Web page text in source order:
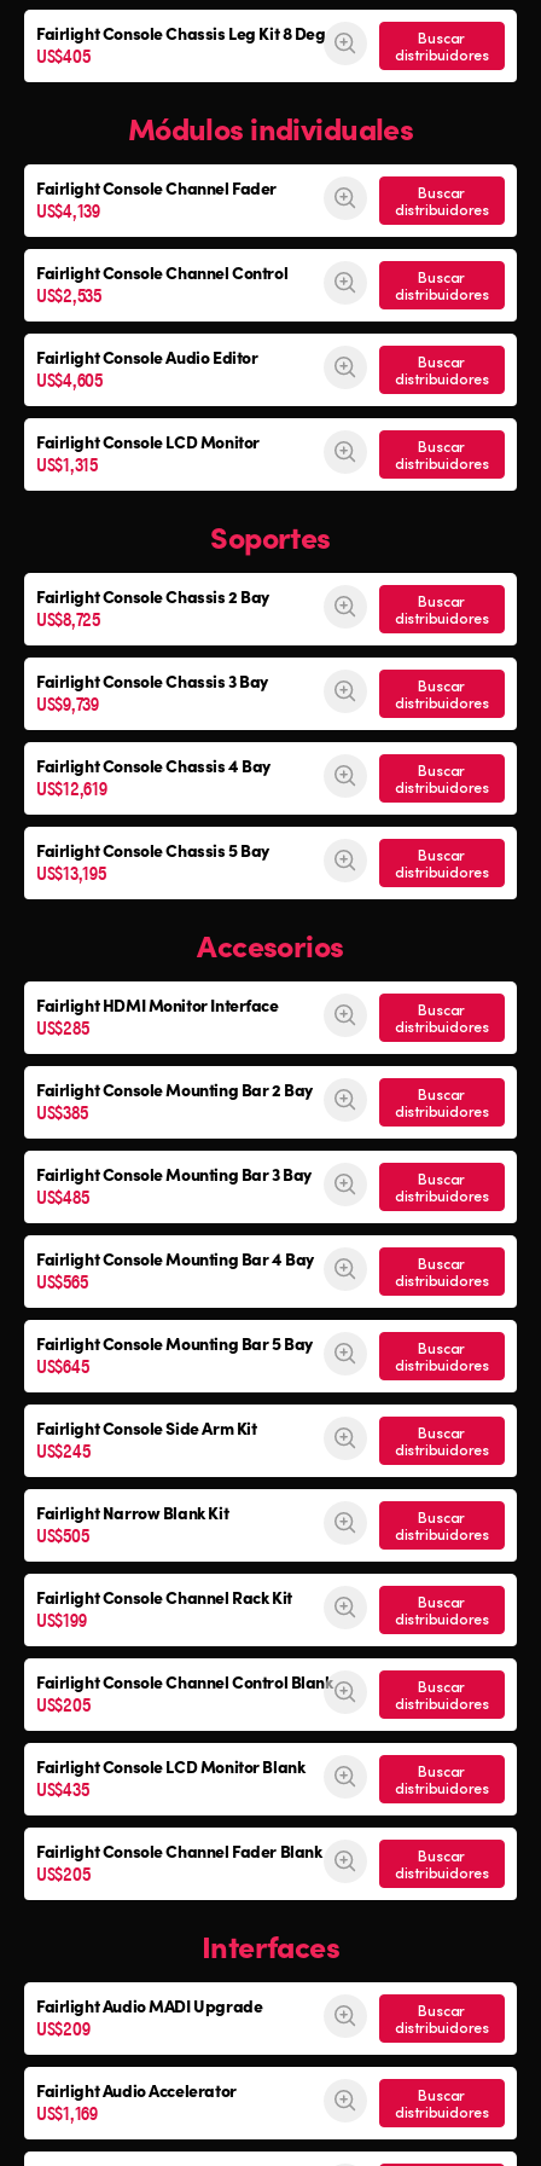
Fairlight ConsoleChassis Leg Kit 8 Deg
US$405
Buscar
distribuidores
Módulos individuales
Fairlight Console Channel Fader
US$4,139
Buscar
distribuidores
Fairlight Console Channel Control
US$2,535
Buscar
distribuidores
Fairlight Console Audio Editor
US$4,605
Buscar
distribuidores
Fairlight Console LCD Monitor
US$1,315
Buscar
distribuidores
Soportes
Fairlight ConsoleChassis 2 Bay
US$8,725
Buscar
distribuidores
Fairlight ConsoleChassis 3 Bay
US$9,739
Buscar
distribuidores
Fairlight ConsoleChassis 4 Bay
US$12,619
Buscar
distribuidores
Fairlight ConsoleChassis 5 Bay
US$13,195
Buscar
distribuidores
Accesorios
Fairlight HDMI Monitor Interface
US$285
Buscar
distribuidores
Fairlight Console Mounting Bar 2 Bay
US$385
Buscar
distribuidores
Fairlight Console Mounting Bar 3 Bay
US$485
Buscar
distribuidores
Fairlight Console Mounting Bar 4 Bay
US$565
Buscar
distribuidores
Fairlight Console Mounting Bar 5 Bay
US$645
Buscar
distribuidores
Fairlight ConsoleSide Arm Kit
US$245
Buscar
distribuidores
Fairlight Narrow Blank Kit
US$505
Buscar
distribuidores
Fairlight ConsoleChannel Rack Kit
US$199
Buscar
distribuidores
Fairlight ConsoleChannel Control Blank
US$205
Buscar
distribuidores
Fairlight ConsoleLCD Monitor Blank
US$435
Buscar
distribuidores
Fairlight ConsoleChannel Fader Blank
US$205
Buscar
distribuidores
Interfaces
Fairlight AudioMADI Upgrade
US$209
Buscar
distribuidores
Fairlight Audio Accelerator
US$1,169
Buscar
distribuidores